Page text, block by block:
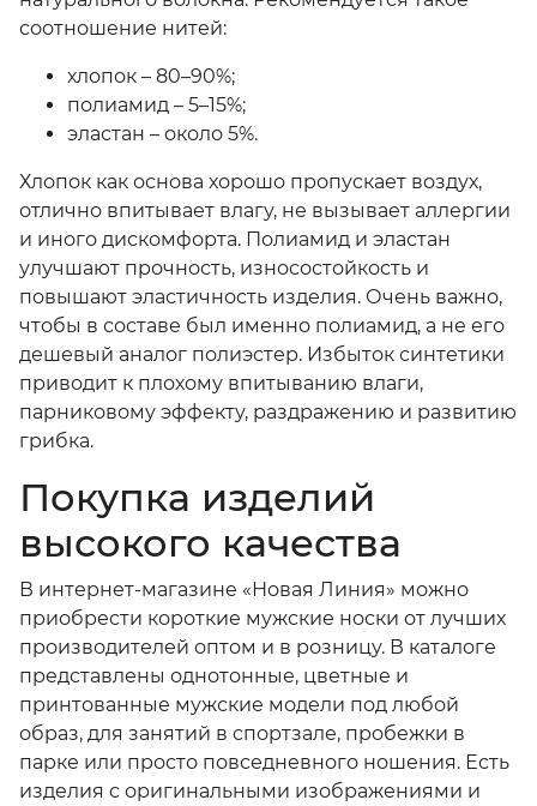
соотношение нитей:
хлопок – 80–90%;
полиамид – 5–15%;
эластан – около 5%.
Хлопок как основа хорошо пропускает воздух,
отлично впитывает влагу, не вызывает аллергии
и иного дискомфорта. Полиамид и эластан
улучшают прочность, износостойкость и
повышают эластичность изделия. Очень важно,
чтобы в составе был именно полиамид, а не его
дешевый аналог полиэстер. Избыток синтетики
приводит к плохому впитыванию влаги,
парниковому эффекту, раздражению и развитию
грибка.
Покупка изделий
высокого качества
В интернет-магазине «Новая Линия» можно
приобрести короткие мужские носки от лучших
производителей оптом и в розницу. В каталоге
представлены однотонные, цветные и
принтованные мужские модели под любой
образ, для занятий в спортзале, пробежки в
парке или просто повседневного ношения. Есть
изделия с оригинальными изображениями и